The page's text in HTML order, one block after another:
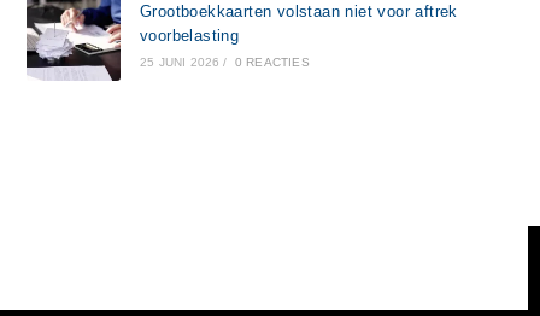
Grootboekkaarten volstaan niet voor aftrek
voorbelasting
25 JUNI 2026 / 0 REACTIES